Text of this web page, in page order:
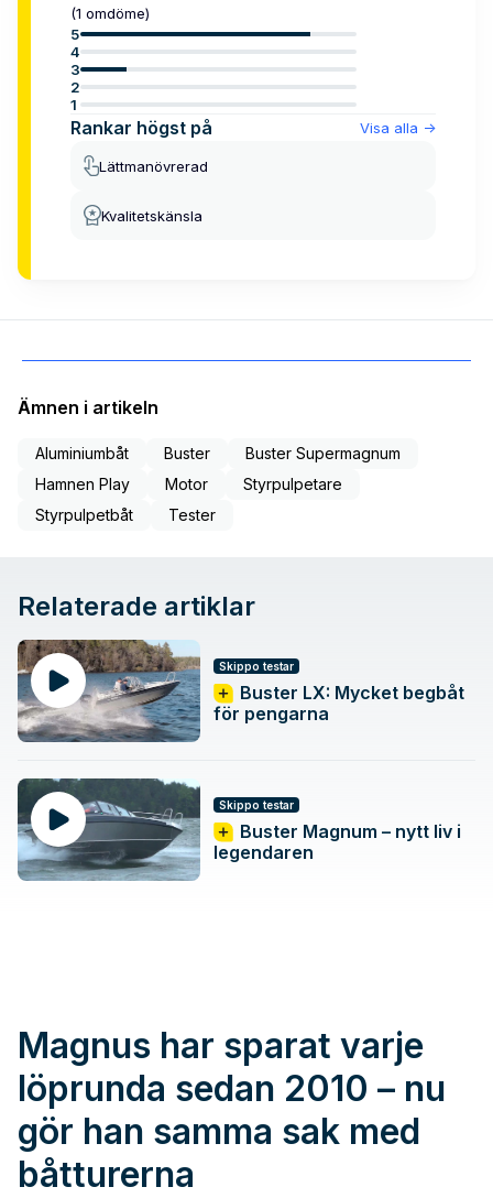
(1 omdöme)
5
4
3
2
1
Rankar högst på Visa alla ->
Lättmanövrerad
Kvalitetskänsla
Ämnen i artikeln
Aluminiumbåt Buster
Buster Supermagnum
Hamnen Play
Motor
Styrpulpetare
Styrpulpetbåt
Tester
Relaterade artiklar
Skippo testar
Buster LX: Mycket begbåt
för pengarna
Skippo testar
Buster Magnum – nytt liv i
legendaren
Magnus har sparat varje
löprunda sedan 2010 – nu
gör han samma sak med
båtturerna